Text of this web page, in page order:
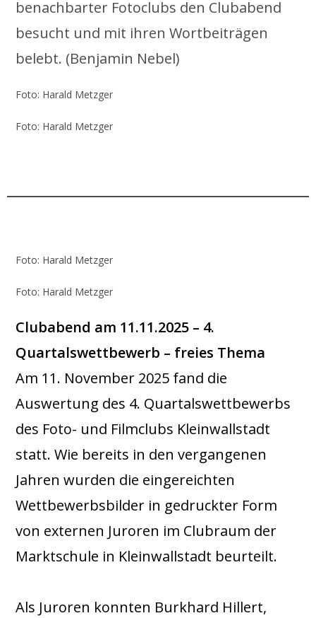
benachbarter Fotoclubs den Clubabend
besucht und mit ihren Wortbeiträgen
belebt. (Benjamin Nebel)
Foto: Harald Metzger
Foto: Harald Metzger
Foto: Harald Metzger
Foto: Harald Metzger
Clubabend am 11.11.2025 – 4.
Quartalswettbewerb – freies Thema
Am 11. November 2025 fand die
Auswertung des 4. Quartalswettbewerbs
des Foto- und Filmclubs Kleinwallstadt
statt. Wie bereits in den vergangenen
Jahren wurden die eingereichten
Wettbewerbsbilder in gedruckter Form
von externen Juroren im Clubraum der
Marktschule in Kleinwallstadt beurteilt.
Als Juroren konnten Burkhard Hillert,